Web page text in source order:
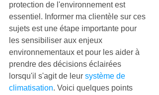
protection de l'environnement est
essentiel. Informer ma clientèle sur ces
sujets est une étape importante pour
les sensibiliser aux enjeux
environnementaux et pour les aider à
prendre des décisions éclairées
lorsqu'il s'agit de leur système de
climatisation. Voici quelques points